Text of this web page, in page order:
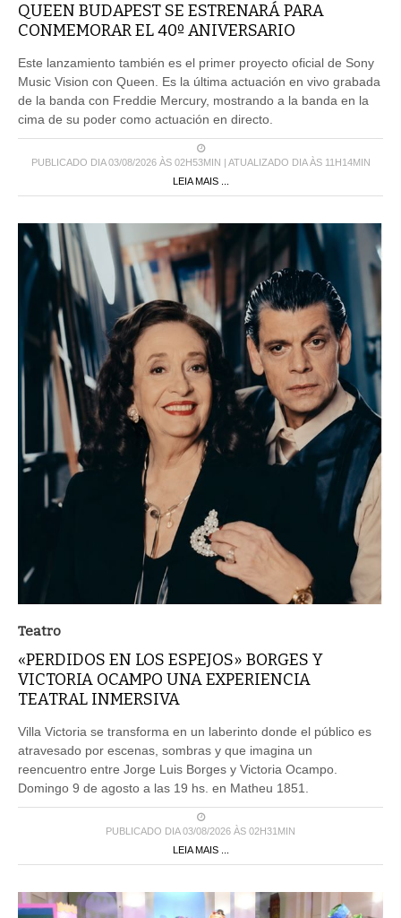
QUEEN BUDAPEST SE ESTRENARÁ PARA
CONMEMORAR EL 40º ANIVERSARIO
Este lanzamiento también es el primer proyecto oficial de Sony
Music Vision con Queen. Es la última actuación en vivo grabada
de la banda con Freddie Mercury, mostrando a la banda en la
cima de su poder como actuación en directo.
PUBLICADO DIA 03/08/2026 ÀS 02H53MIN | ATUALIZADO DIA ÀS 11H14MIN
LEIA MAIS ...
Teatro
«PERDIDOS EN LOS ESPEJOS» BORGES Y
VICTORIA OCAMPO UNA EXPERIENCIA
TEATRAL INMERSIVA
Villa Victoria se transforma en un laberinto donde el público es
atravesado por escenas, sombras y que imagina un
reencuentro entre Jorge Luis Borges y Victoria Ocampo.
Domingo 9 de agosto a las 19 hs. en Matheu 1851.
PUBLICADO DIA 03/08/2026 ÀS 02H31MIN
LEIA MAIS ...